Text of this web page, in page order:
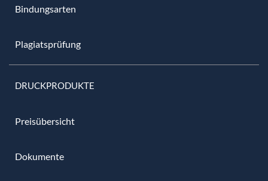
Bindungsarten
Plagiatsprüfung
DRUCKPRODUKTE
Preisübersicht
Dokumente